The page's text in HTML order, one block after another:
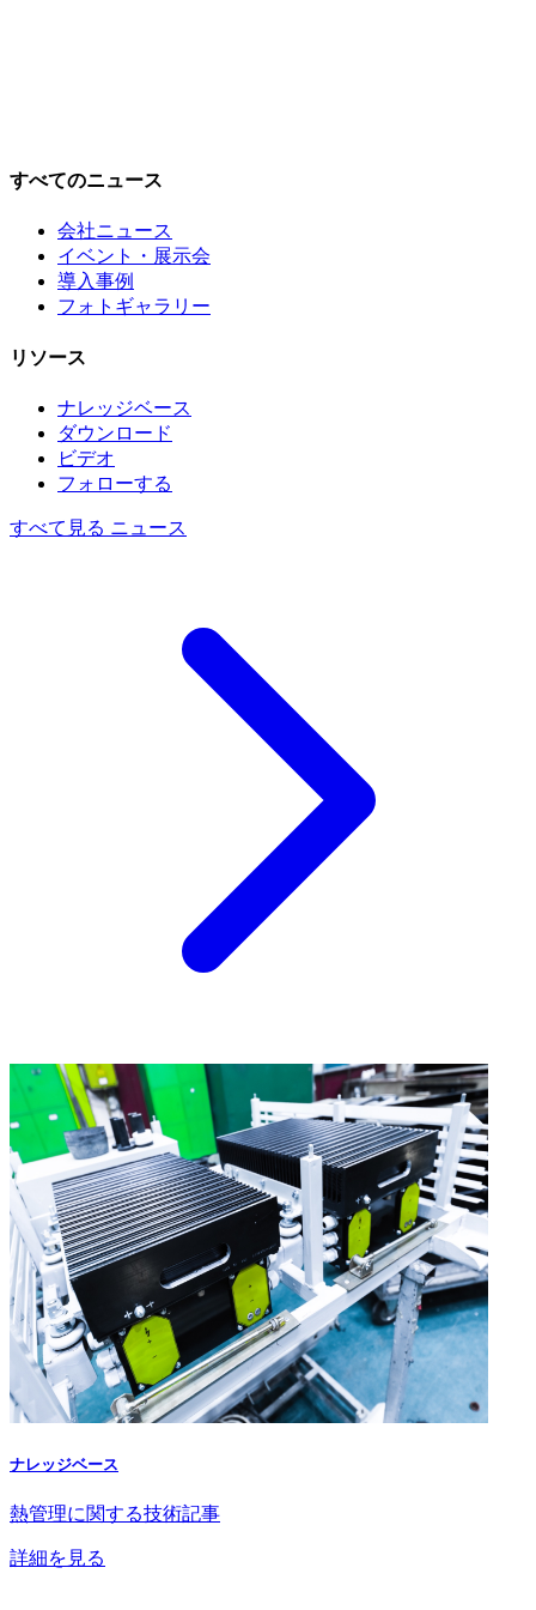
すべてのニュース
会社ニュース
イベント・展示会
導入事例
フォトギャラリー
リソース
ナレッジベース
ダウンロード
ビデオ
フォローする
すべて見る ニュース
ナレッジベース
熱管理に関する技術記事
詳細を見る